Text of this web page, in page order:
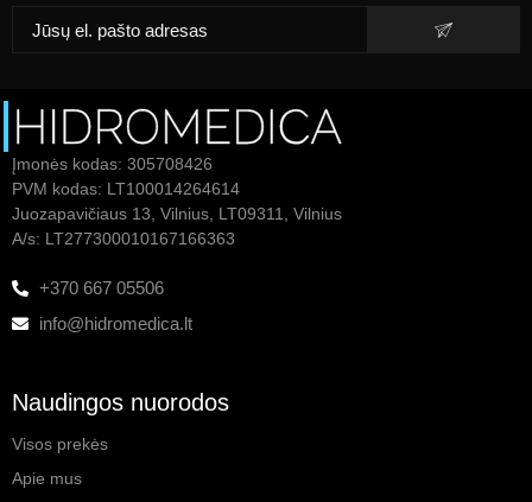
Įmonės kodas: 305708426
PVM kodas: LT100014264614
Juozapavičiaus 13, Vilnius, LT09311, Vilnius
A/s: LT277300010167166363
+370 667 05506
info@hidromedica.lt
Naudingos nuorodos
Visos prekės
Apie mus